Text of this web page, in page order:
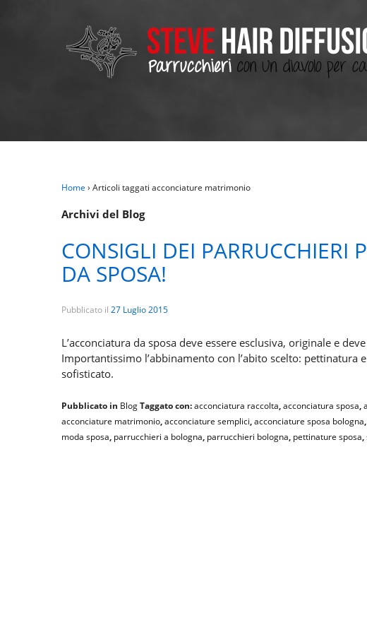
Home › Articoli taggati acconciature matrimonio
Archivi del Blog
CONSIGLI DEI PARRUCCHIERI
DA SPOSA!
Pubblicato il 27 Luglio 2015
L’acconciatura da sposa deve essere esclusiva, originale e
Importantissimo l’abbinamento con l’abito scelto:
sofisticato.
Pubblicato in BlogTaggato con:acconciatura raccolta,acconciatura sposa,
acconciature matrimonio,acconciature semplici,acconciature sposa bologna,
moda sposa, parrucchieri a bologna, parrucchieri bologna, pettinature sposa,